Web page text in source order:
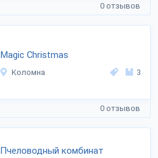
0 отзывов
Magic Сhristmas
Коломна 3
0 отзывов
Пчеловодный комбинат